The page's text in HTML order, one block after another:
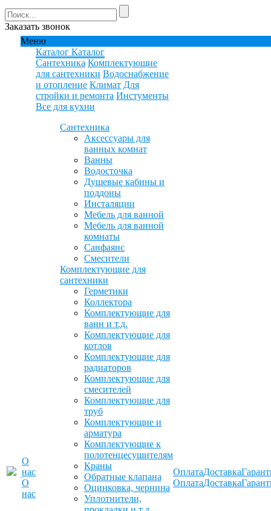
Заказать звонок
Меню
О
нас
О
нас
Каталог Каталог
Сантехника Комплектующие
для сантехники Водоснабжение
и отопление Климат Для
стройки и ремонта Инстументы
Все для кухни
Сантехника
Аксессуары для
ванных комнат
Ванны
Водосточка
Душевые кабины и
поддоны
Инсталяции
Мебель для ванной
Мебель для ванной
комнаты
Санфаянс
Смесители
Комплектующие для
сантехники
Герметики
Коллектора
Комплектующие для
ванн и т.д.
Комплектующие для
котлов
Комплектующие для
радиаторов
Комплектующие для
смесителей
Комплектующие для
труб
Комплектующие и
арматура
Комплектующие к
полотенцесушителям
Краны
Обратные клапана
Оцинковка, чернина
Уплотнители,
Оплата
Оплата
Доставка
Доставка